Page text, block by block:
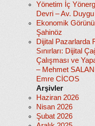
Yönetim İç
Devri – Av.
Ekonomik
Şahinöz
Dijital Pazarlarda
Sınırları: Dijital
Çalışması ve
– Mehmet
Emre CİCOS
Arşivler
Haziran 2026
Nisan 2026
Şubat 2026